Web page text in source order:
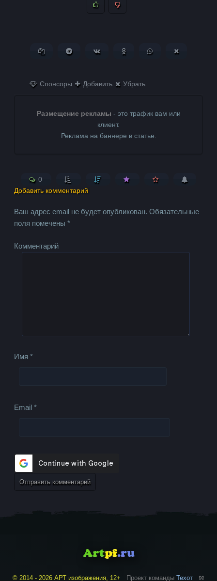
Копировать ссылкуПоделиться в Telegram
Поделиться ВКонтактеПоделиться в
Поделиться в
Спонсоры Добавить Убрать
Размещение рекламы - это трафик вам или
клиент.
Реклама на баннере в статье.
0
Добавить комментарий
Ваш адрес email не будет опубликован. Обязательные
поля помечены*
Комментарий
Имя*
Email*
© 2014 - 2026 АРТ изображения, 12+ Проект команды Техот 𝌴